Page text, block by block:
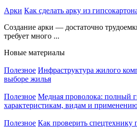
Арки Как сделать арку из
Создание арки — достаточно
требует много ...
Новые материалы
Полезное Инфраструктура жилого
выборе жилья
Полезное Медная проволока: полный
характеристикам, видам и
Полезное Как проверить спецтехнику